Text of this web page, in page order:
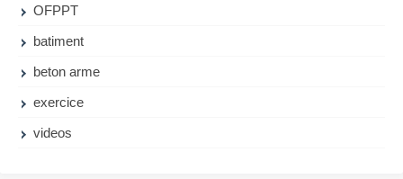
OFPPT
batiment
beton arme
exercice
videos